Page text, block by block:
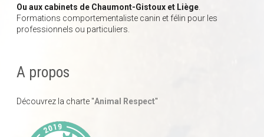
Ou aux cabinets de Chaumont-Gistoux et Liège.
Formations comportementaliste canin et félin pour les
professionnels ou particuliers.
A propos
Découvrez la charte "Animal Respect"